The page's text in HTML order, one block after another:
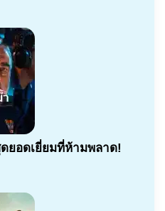
ยอดเยี่ยมที่ห้ามพลาด!